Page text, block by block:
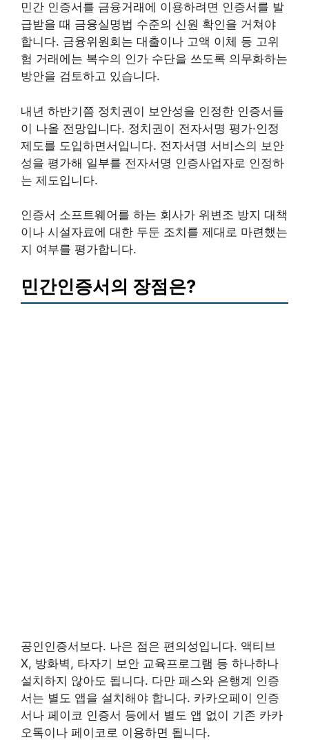
민간 인증서를 금융거래에 이용하려면 인증서를 발
급받을 때 금융실명법 수준의 신원 확인을 거쳐야
합니다. 금융위원회는 대출이나 고액 이체 등 고위
험 거래에는 복수의 인가 수단을 쓰도록 의무화하는
방안을 검토하고 있습니다.
내년 하반기쯤 정치권이 보안성을 인정한 인증서들
이 나올 전망입니다. 정치권이 전자서명 평가·인정
제도를 도입하면서입니다. 전자서명 서비스의 보안
성을 평가해 일부를 전자서명 인증사업자로 인정하
는 제도입니다.
인증서 소프트웨어를 하는 회사가 위변조 방지 대책
이나 시설자료에 대한 두둔 조치를 제대로 마련했는
지 여부를 평가합니다.
민간인증서의 장점은?
공인인증서보다. 나은 점은 편의성입니다. 액티브
X, 방화벽, 타자기 보안 교육프로그램 등 하나하나
설치하지 않아도 됩니다. 다만 패스와 은행계 인증
서는 별도 앱을 설치해야 합니다. 카카오페이 인증
서나 페이코 인증서 등에서 별도 앱 없이 기존 카카
오톡이나 페이코로 이용하면 됩니다.